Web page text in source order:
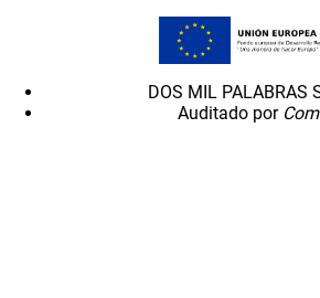
DOS MIL PALABRAS
Auditado por